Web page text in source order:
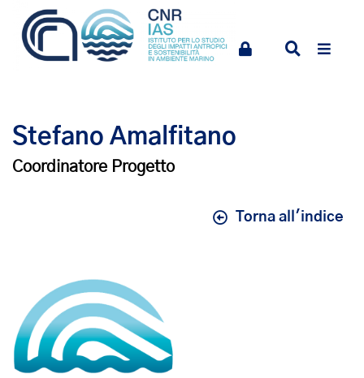
Stefano Amalfitano
Coordinatore Progetto
Torna all'indice